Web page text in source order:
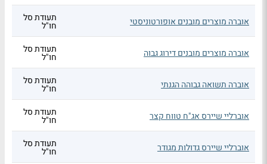
אוברה מוצרים מובנים אופורטוניסטי תעודת סל
חו"ל
אוברה מוצרים מובנים דירוג גבוה תעודת סל
חו"ל
אוברה תשואה גבוהה הגנתי תעודת סל
חו"ל
אוברליי שיירס אג"ח טווח קצר תעודת סל
חו"ל
אוברליי שיירס גדולות מגודר תעודת סל
חו"ל